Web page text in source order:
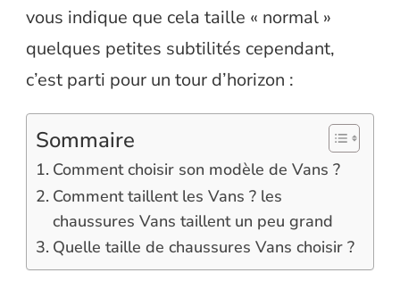
vous indique que cela taille « normal »
quelques petites subtilités cependant,
c’est parti pour un tour d’horizon :
Sommaire
Comment choisir son modèle de Vans ?
Comment taillent les Vans ? les
chaussures Vans taillent un peu grand
Quelle taille de chaussures Vans choisir ?